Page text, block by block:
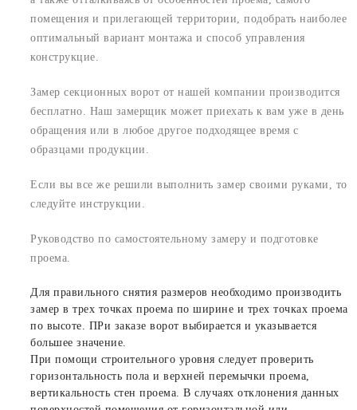
помещения и прилегающей территории, подобрать наиболее
оптимальный вариант монтажа и способ управления
конструкцие.
Замер секционных ворот от нашей компании производится
бесплатно. Наш замерщик может приехать к вам уже в день
обращения или в любое другое подходящее время с
образцами продукции.
Если вы все же решили выполнить замер своими руками, то
следуйте инструкции.
Руководство по самостоятельному замеру и подготовке
проема.
Для правильного снятия размеров необходимо производить
замер в трех точках проема по ширине и трех точках проема
по высоте. ПРи заказе ворот выбирается и указывается
большее значение.
При помощи строительного уровня следует проверить
горизонтальность пола и верхней перемычки проема,
вертикальность стен проема. В случаях отклонения данных